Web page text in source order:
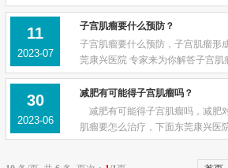
瘤，子宫肌瘤是如何产生的，子
子宫肌瘤是成年女性中比较常见的
11
2023-07
子宫肌瘤要什么预防？
子宫肌瘤要什么预防，子宫肌瘤形
莞康兴医院 专家来为你解答子宫
成原因主要是哪些的问题。 子
经紊乱，月经过多导致贫血。病人中
30
2023-06
减肥有可能得子宫肌瘤吗？
减肥有可能得子宫肌瘤吗，减肥
肌瘤要怎么治疗，下面东莞康兴医
能得子宫肌瘤吗，减肥对子宫肌瘤
治疗的问题。 每个女性都梦想